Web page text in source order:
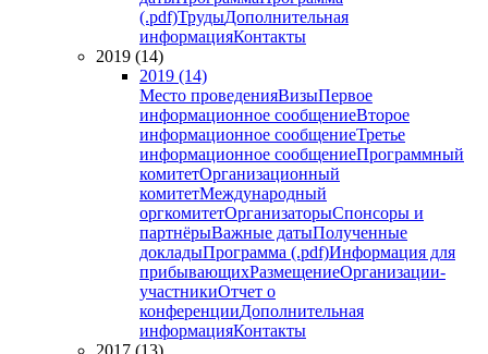
(.pdf)ТрудыДополнительная
информацияКонтакты
2019 (14)
2019 (14)
Место проведенияВизыПервое
информационное сообщениеВторое
информационное сообщениеТретье
информационное сообщениеПрограммный
комитетОрганизационный
комитетМеждународный
оргкомитетОрганизаторыСпонсоры и
партнёрыВажные датыПолученные
докладыПрограмма (.pdf)Информация для
прибывающихРазмещениеОрганизации-
участникиОтчет о
конференцииДополнительная
информацияКонтакты
2017 (13)